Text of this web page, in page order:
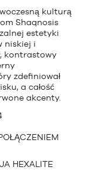
kulturą
Shaqnosis
estetyki
niskiej i
kontrastowy
zdefiniował
a całość
akcenty.
HEXALITE